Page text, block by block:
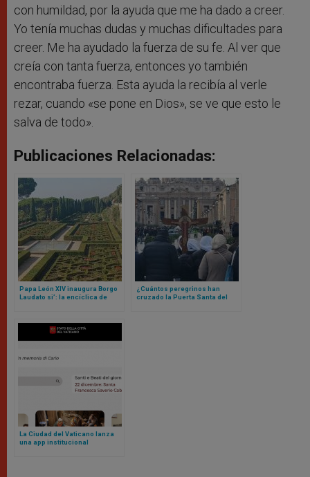
con humildad, por la ayuda que me ha dado a creer.
Yo tenía muchas dudas y muchas dificultades para
creer. Me ha ayudado la fuerza de su fe. Al ver que
creía con tanta fuerza, entonces yo también
encontraba fuerza. Esta ayuda la recibía al verle
rezar, cuando «se pone en Dios», se ve que esto le
salva de todo».
Publicaciones Relacionadas:
Papa León XIV inaugura Borgo
Laudato si’: la encíclica de
¿Cuántos peregrinos han
cruzado la Puerta Santa del
La Ciudad del Vaticano lanza
una app institucional